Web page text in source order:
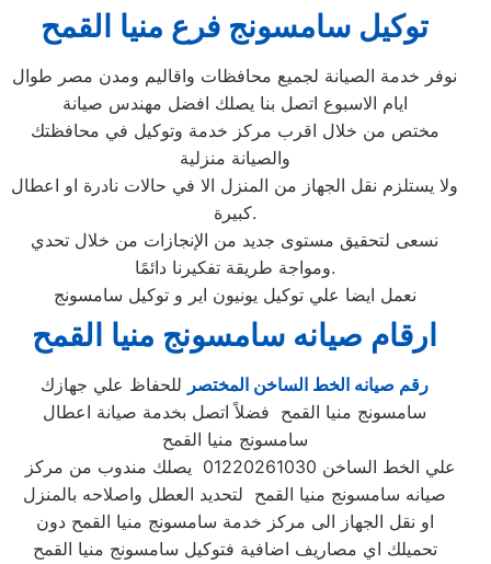
توكيل سامسونج فرع منيا القمح
نوفر خدمة الصيانة لجميع محافظات واقاليم ومدن مصر طوال
ايام الاسبوع اتصل بنا يصلك افضل مهندس صيانة
مختص من خلال اقرب مركز خدمة وتوكيل في محافظتك
والصيانة منزلية
ولا يستلزم نقل الجهاز من المنزل الا في حالات نادرة او اعطال
كبيرة.
نسعى لتحقيق مستوى جديد من الإنجازات من خلال تحدي
ومواجة طريقة تفكيرنا دائمًا.
نعمل ايضا علي توكيل يونيون اير و توكيل سامسونج
ارقام صيانه سامسونج منيا القمح
رقم صيانه الخط الساخن المختصر للحفاظ علي جهازك
سامسونج منيا القمح فضلاً اتصل بخدمة صيانة اعطال
سامسونج منيا القمح
صيانه سامسونج منيا القمح لتحديد العطل واصلاحه بالمنزل
او نقل الجهاز الى مركز خدمة سامسونج منيا القمح دون
تحميلك اي مصاريف اضافية فتوكيل سامسونج منيا القمح